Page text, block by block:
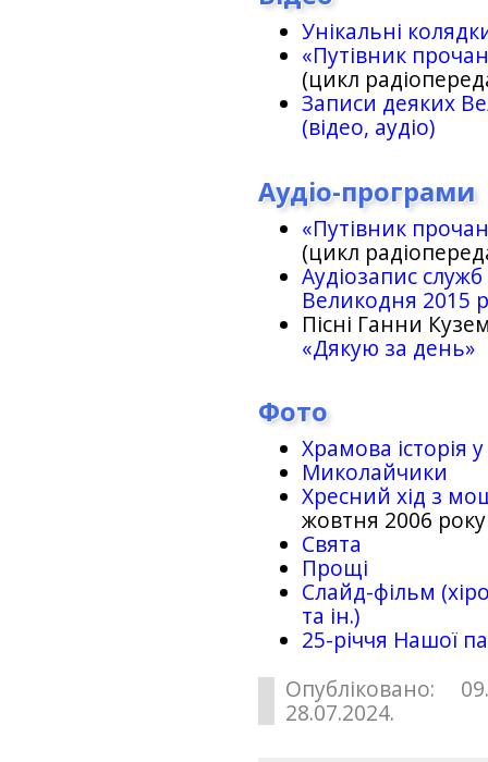
Унікальні
«Путівник
(цикл
Записи деяких
(відео, аудіо)
Аудіо-програми
«Путівник
(цикл
Аудіозапис
Великодня 2015
Пісні Ганни
«Дякую за день»
Фото
Храмова історія
Миколайчики
Хресний хід з
жовтня 2006 року
Свята
Прощі
Слайд-фільм
та ін.)
25-рiччя Нашої
Опубліковано:
28.07.2024.